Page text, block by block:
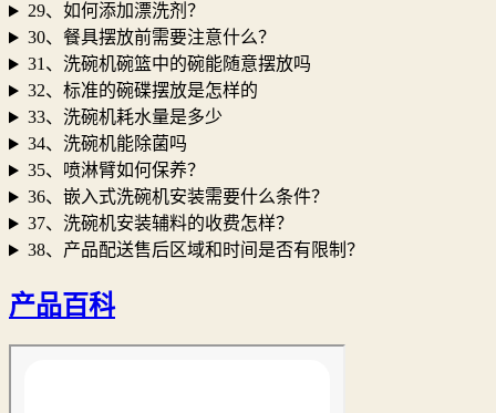
29、如何添加漂洗剂？
30、餐具摆放前需要注意什么？
31、洗碗机碗篮中的碗能随意摆放吗
32、标准的碗碟摆放是怎样的
33、洗碗机耗水量是多少
34、洗碗机能除菌吗
35、喷淋臂如何保养？
36、嵌入式洗碗机安装需要什么条件？
37、洗碗机安装辅料的收费怎样？
38、产品配送售后区域和时间是否有限制？
产品百科